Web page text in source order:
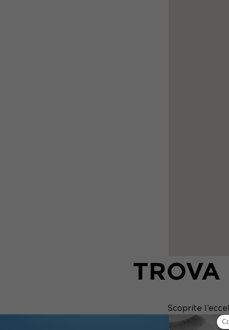
Scoprite